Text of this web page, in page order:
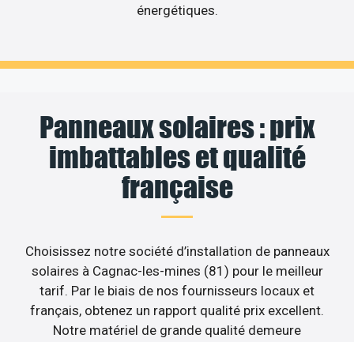
énergétiques.
Panneaux solaires : prix
imbattables et qualité
française
Choisissez notre société d’installation de panneaux
solaires à Cagnac-les-mines (81) pour le meilleur
tarif. Par le biais de nos fournisseurs locaux et
français, obtenez un rapport qualité prix excellent.
Notre matériel de grande qualité demeure